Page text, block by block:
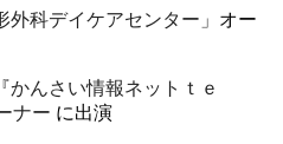
外科デイケアセンター」 オー
かんさい情報ネットｔｅ
ナー に出演